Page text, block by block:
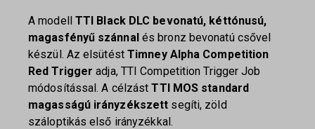
A modell TTI Black DLC bevonatú, kéttónusú,
magasfényű szánnalés bronz bevonatú csővel
készül. Az elsütést Timney Alpha Competition
Red Trigger adja, TTI Competition Trigger Job
módosítással. A célzástTTI MOS standard
magasságú irányzékszett segíti, zöld
száloptikás első irányzékkal.